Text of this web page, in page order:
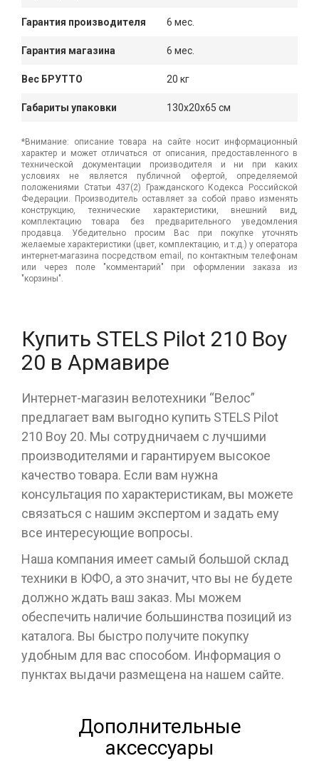
Гарантия производителя 6 мес.
Гарантия магазина 6 мес.
Вес БРУТТО 20 кг
Габариты упаковки 130x20x65 см
*Внимание: описание товара на сайте носит информационный
характер и может отличаться от описания, предоставленного в
технической документации производителя и ни при каких
условиях не является публичной офертой, определяемой
положениями Статьи 437(2) Гражданского Кодекса Российской
Федерации. Производитель оставляет за собой право изменять
конструкцию, технические характеристики, внешний вид,
комплектацию товара без предварительного уведомления
продавца. Убедительно просим Вас при покупке уточнять
желаемые характеристики (цвет, комплектацию, и т.д.) у оператора
интернет-магазина посредством email, по контактным телефонам
или через поле "комментарий" при оформлении заказа из
"корзины".
Купить STELS Pilot 210 Boy
20 в Армавире
Интернет-магазин велотехники “Велос”
предлагает вам выгодно купить STELS Pilot
210 Boy 20. Мы сотрудничаем с лучшими
производителями и гарантируем высокое
качество товара. Если вам нужна
консультация по характеристикам, вы можете
связаться с нашим экспертом и задать ему
все интересующие вопросы.
Наша компания имеет самый большой склад
техники в ЮФО, а это значит, что вы не будете
должно ждать ваш заказ. Мы можем
обеспечить наличие большинства позиций из
каталога. Вы быстро получите покупку
удобным для вас способом. Информация о
пунктах выдачи размещена на нашем сайте.
Дополнительные
аксессуары